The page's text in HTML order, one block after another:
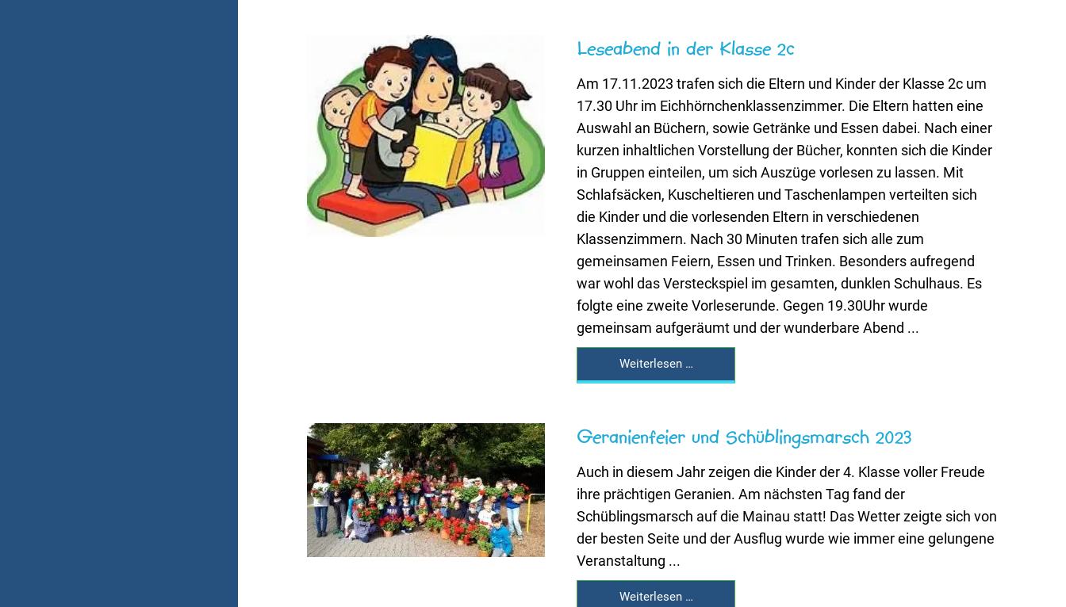
Leseabend in der Klasse 2c
Am 17.11.2023 trafen sich die Eltern und Kinder der Klasse 2c um
17.30 Uhr im Eichhörnchenklassenzimmer. Die Eltern hatten eine
Auswahl an Büchern, sowie Getränke und Essen dabei. Nach einer
kurzen inhaltlichen Vorstellung der Bücher, konnten sich die Kinder
in Gruppen einteilen, um sich Auszüge vorlesen zu lassen. Mit
Schlafsäcken, Kuscheltieren und Taschenlampen verteilten sich
die Kinder und die vorlesenden Eltern in verschiedenen
Klassenzimmern. Nach 30 Minuten trafen sich alle zum
gemeinsamen Feiern, Essen und Trinken. Besonders aufregend
war wohl das Versteckspiel im gesamten, dunklen Schulhaus. Es
folgte eine zweite Vorleserunde. Gegen 19.30Uhr wurde
gemeinsam aufgeräumt und der wunderbare Abend ...
Weiterlesen …
Geranienfeier und Schüblingsmarsch 2023
Auch in diesem Jahr zeigen die Kinder der 4. Klasse voller Freude
ihre prächtigen Geranien. Am nächsten Tag fand der
Schüblingsmarsch auf die Mainau statt! Das Wetter zeigte sich von
der besten Seite und der Ausflug wurde wie immer eine gelungene
Veranstaltung ...
Weiterlesen …